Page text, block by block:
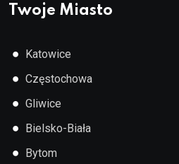
Twoje Miasto
● Katowice
● Częstochowa
● Gliwice
● Bielsko-Biała
● Bytom